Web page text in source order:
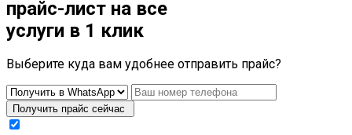
прайс-лист на все
услуги в 1 клик
Выберите куда вам удобнее отправить прайс?
Получить прайс сейчас